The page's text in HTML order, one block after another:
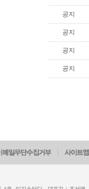
공지
공지
공지
공지